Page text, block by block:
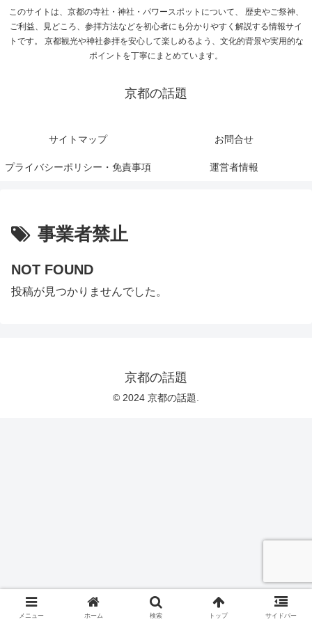
このサイトは、京都の寺社・神社・パワースポットについて、 歴史やご祭神、
ご利益、見どころ、参拝方法などを初心者にも分かりやすく解説する情報サイ
トです。 京都観光や神社参拝を安心して楽しめるよう、文化的背景や実用的な
ポイントを丁寧にまとめています。
京都の話題
サイトマップ お問合せ
プライバシーポリシー・免責事項 運営者情報
事業者禁止
NOT FOUND
投稿が見つかりませんでした。
京都の話題
© 2024 京都の話題.
メニュー ホーム 検索 トップ サイドバー